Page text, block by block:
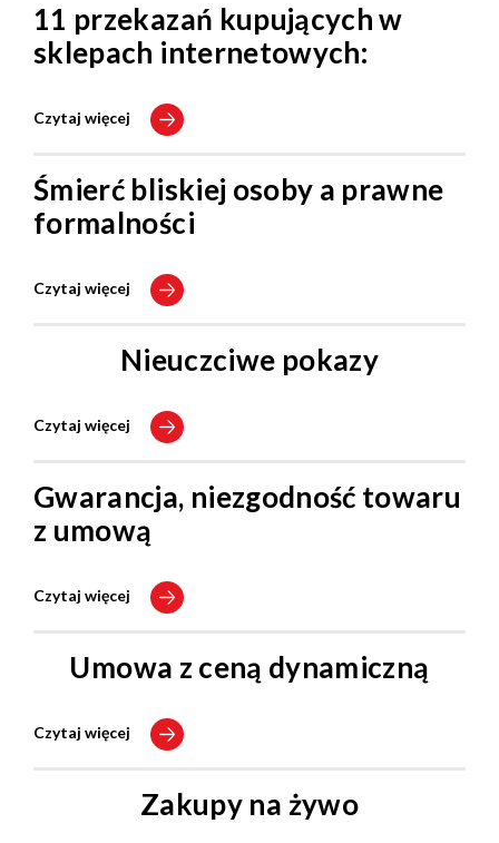
11 przekazań kupujących w
sklepach internetowych:
Czytaj więcej
Śmierć bliskiej osoby a prawne
formalności
Czytaj więcej
Nieuczciwe pokazy
Czytaj więcej
Gwarancja, niezgodność towaru
z umową
Czytaj więcej
Umowa z ceną dynamiczną
Czytaj więcej
Zakupy na żywo